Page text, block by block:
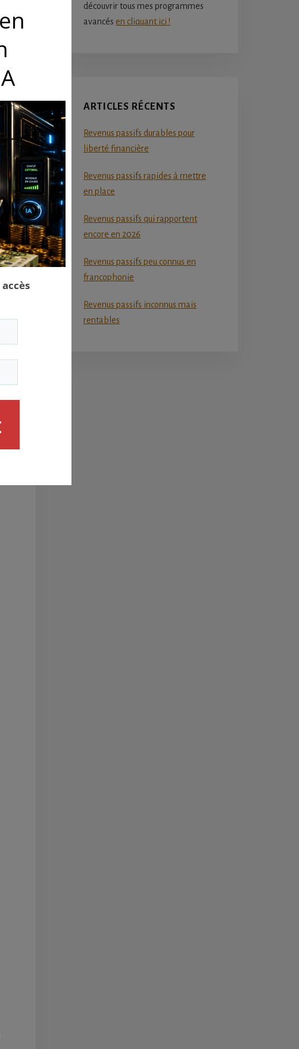
découvrir tous mes programmes
avancés en cliquant ici !
ARTICLES RÉCENTS
Revenus passifs durables pour
liberté financière
Revenus passifs rapides à mettre
en place
Revenus passifs qui rapportent
encore en 2026
Revenus passifs peu connus en
francophonie
Revenus passifs inconnus mais
rentables